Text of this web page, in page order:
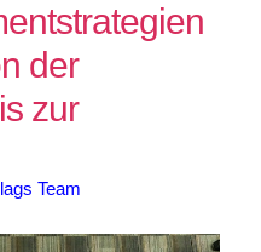
der
zur
Team